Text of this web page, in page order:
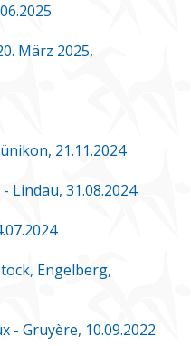
März 2025,
21.11.2024
Lindau, 31.08.2024
Engelberg,
- Gruyère, 10.09.2022